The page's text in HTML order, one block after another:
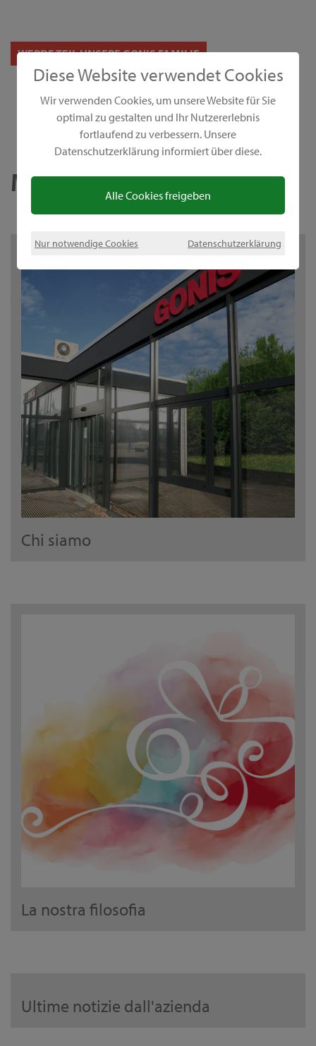
Diese Website verwendet Cookies
Wir verwenden Cookies, um unsere Website für Sie
optimal zu gestalten und Ihr Nutzererlebnis
fortlaufend zu verbessern. Unsere
Datenschutzerklärung informiert über diese.
Alle Cookies freigeben
Nur notwendige Cookies Datenschutzerklärung
WERDE TEIL UNSERE GONIS FAMILIE
MEHR ÜBER UNS
Chi siamo
La nostra filosofia
Ultime notizie dall'azienda